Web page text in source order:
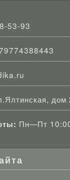
53-93
дом
Пн—Пт